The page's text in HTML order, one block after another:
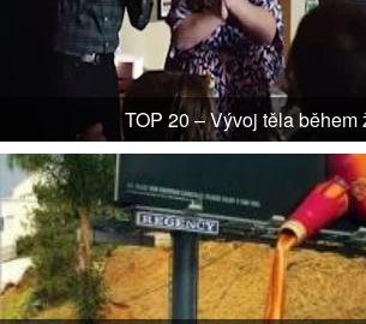
TOP 20 – Vývoj těla během